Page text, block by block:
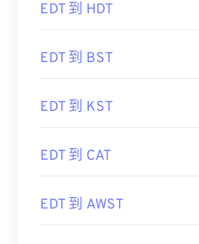
EDT 到 HDT
EDT 到 BST
EDT 到 KST
EDT 到 CAT
EDT 到 AWST